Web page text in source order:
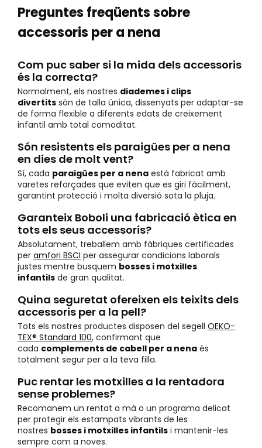
Preguntes freqüents sobre
accessoris per a nena
Com puc saber si la mida dels accessoris
és la correcta?
Normalment, els nostres diademes i clips
divertits són de talla única, dissenyats per adaptar-se
de forma flexible a diferents edats de creixement
infantil amb total comoditat.
Són resistents els paraigües per a nena
en dies de molt vent?
Sí, cada paraigües per a nena està fabricat amb
varetes reforçades que eviten que es giri fàcilment,
garantint protecció i molta diversió sota la pluja.
Garanteix Boboli una fabricació ètica en
tots els seus accessoris?
Absolutament, treballem amb fàbriques certificades
per amfori BSCI per assegurar condicions laborals
justes mentre busquem bosses i motxilles
infantils de gran qualitat.
Quina seguretat ofereixen els teixits dels
accessoris per a la pell?
Tots els nostres productes disposen del segell OEKO-
TEX® Standard 100, confirmant que
cada complements de cabell per a nena és
totalment segur per a la teva filla.
Puc rentar les motxilles a la rentadora
sense problemes?
Recomanem un rentat a mà o un programa delicat
per protegir els estampats vibrants de les
nostres bosses i motxilles infantils i mantenir-les
sempre com a noves.